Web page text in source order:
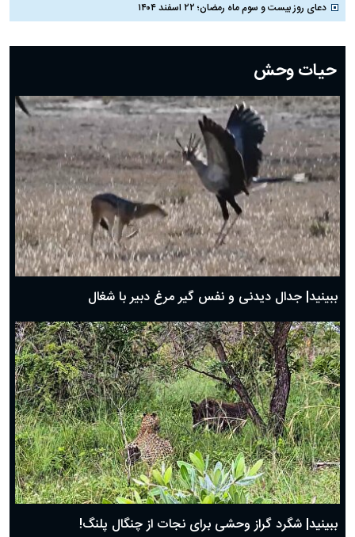
دعای روز بیست و سوم ماه رمضان؛ ۲۲ اسفند ۱۴۰۴
دعای روز بیستم ماه رمضان؛ ۱۹ اسفند ۱۴۰۴
دعای روز هشتم ماه مبارک رمضان؛ ۷ اسفند ماه ۱۴۰۴
دعای روز هفتم ماه رمضان؛ ۶ اسفند ۱۴۰۴
دعای روز ششم ماه رمضان؛ ۵ اسفند ۱۴۰۴
دعای روز پنجم ماه رمضان؛ ۴ اسفند ۱۴۰۴
دعای روز چهارم ماه مبارک رمضان؛ ۳ اسفند ۱۴۰۴
دعای روز سوم ماه مبارک رمضان؛ ۱۴ اسفند ۱۴۰۴
دعای روز دوم ماه مبارک رمضان ۱ اسفند ماه ۱۴۰۴
دعای روز اول ماه مبارک رمضان، ۳۰ بهمن ۱۴۰۴
حضرت زینب(س) چگونه از دنیا رفت؟
بهترین پیامک تبریک روز پدر ۱۴۰۴؛ جملات زیبا و صمیمانه
حیات وحش
ببینید| جدال دیدنی و نفس گیر مرغ دبیر با شغال
ببینید| شگرد گراز وحشی برای نجات از چنگال پلنگ!